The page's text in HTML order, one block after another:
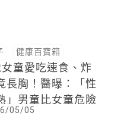
健康百寶箱
童愛吃速食、炸
長胸！醫曝：「性
」男童比女童危險
05/05